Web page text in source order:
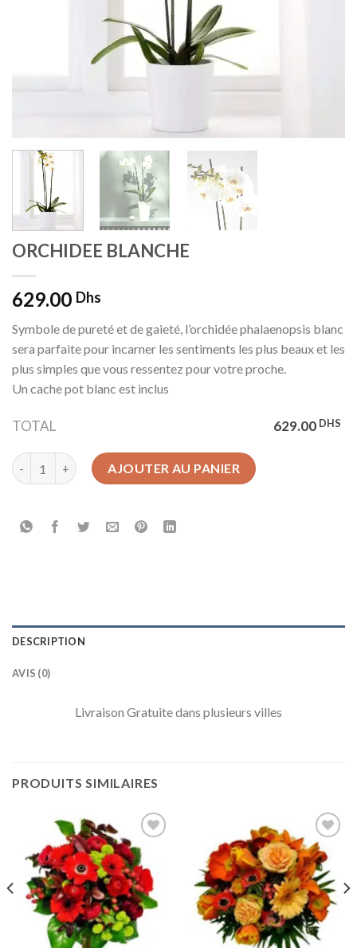
ORCHIDEE BLANCHE
629.00 Dhs
Symbole de pureté et de gaieté, l’orchidée phalaenopsis blanc
sera parfaite pour incarner les sentiments les plus beaux et les
plus simples que vous ressentez pour votre proche.
Un cache pot blanc est inclus
TOTAL 629.00 DHS
quantité de ORCHIDEE BLANCHE
AJOUTER AU PANIER
DESCRIPTION
AVIS (0)
Livraison Gratuite dans plusieurs villes
PRODUITS SIMILAIRES
Ajouter
à la
wishlist
Ajouter
à la
wishlist